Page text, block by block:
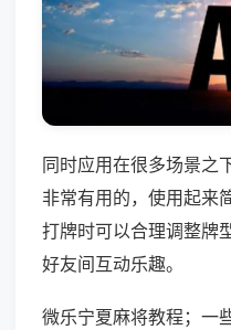
同时应用在很多场景之
非常有用的，使用起来
打牌时可以合理调整牌
好友间互动乐趣。
微乐宁夏麻将教程；一